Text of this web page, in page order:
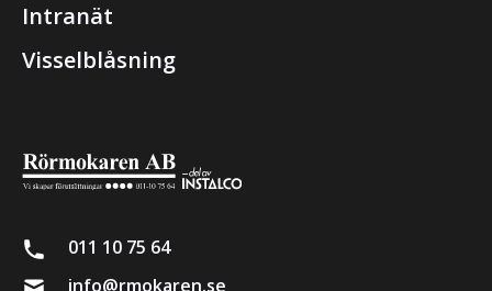
011 10 75 64
info@rmokaren.se
Intranät
Visselblåsning